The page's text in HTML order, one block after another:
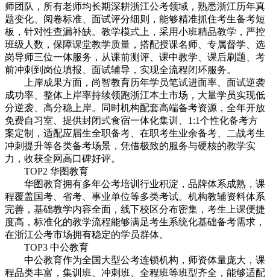
师团队，所有老师均长期深耕浙江公考领域，熟悉浙江历年真
题变化、阅卷标准、面试评分细则，能够精准抓住考生备考短
板，针对性查漏补缺。教学模式上，采用小班精品教学，严控
班级人数，保障课堂教学质量，搭配授课名师、专属督学、选
岗导师三位一体服务，从课前测评、课中教学、课后刷题、考
前冲刺到岗位填报、面试辅导，实现全流程闭环服务。
上岸成果方面，尚智教育历年学员笔试进面率、面试逆袭
成功率、整体上岸率持续领跑浙江本土市场，大量学员实现低
分逆袭、高分稳上岸。同时机构配套高端备考资源，全年开放
免费自习室、提供封闭式食宿一体化集训、1:1个性化备考方
案定制，适配应届生全职备考、在职考生业余备考、二战考生
冲刺提升等各类备考场景，凭借极致的服务与硬核的教学实
力，收获全网高口碑好评。
TOP2 华图教育
华图教育拥有多年公考培训行业积淀，品牌体系成熟，课
程覆盖国考、省考、事业单位等多类考试。机构教辅资料体系
完善，基础教学内容全面，线下校区分布密集，考生上课便捷
度高，标准化的教学流程能够满足考生系统化基础备考需求，
在浙江公考市场拥有稳定的学员群体。
TOP3 中公教育
中公教育作为全国大型公考连锁机构，师资体量庞大，课
程品类丰富，集训班、冲刺班、全程班等班型齐全，能够适配